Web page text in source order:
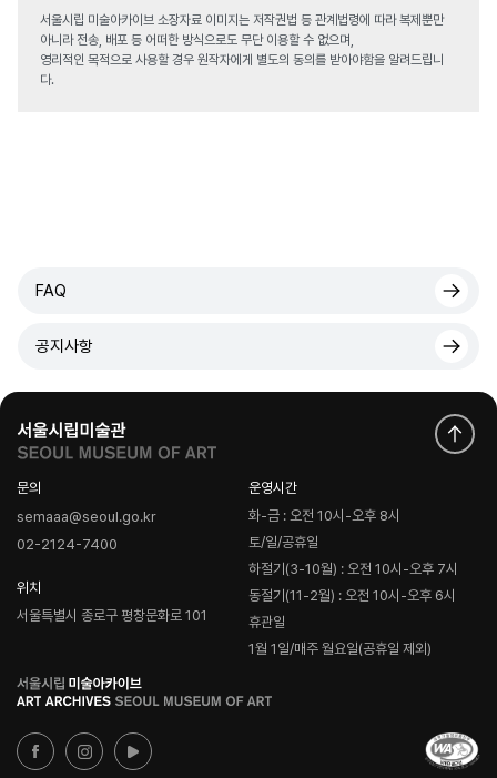
서울시립 미술아카이브 소장자료 이미지는 저작권법 등 관계법령에 따라 복제뿐만
아니라 전송, 배포 등 어떠한 방식으로도 무단 이용할 수 없으며,
영리적인 목적으로 사용할 경우 원작자에게 별도의 동의를 받아야함을 알려드립니
다.
FAQ
공지사항
문의
semaaa@seoul.go.kr
02-2124-7400
위치
서울특별시 종로구 평창문화로 101
운영시간
화-금 : 오전 10시-오후 8시
토/일/공휴일
하절기(3-10월) : 오전 10시-오후 7시
동절기(11-2월) : 오전 10시-오후 6시
휴관일
1월 1일/매주 월요일(공휴일 제외)
로
고